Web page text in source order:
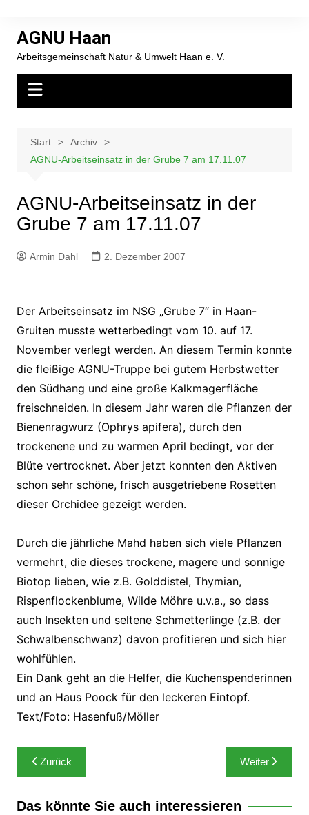
springen
AGNU Haan
Arbeitsgemeinschaft Natur & Umwelt Haan e. V.
Start
Archiv
AGNU-Arbeitseinsatz in der Grube 7 am 17.11.07
AGNU-Arbeitseinsatz in der
Grube 7 am 17.11.07
Armin Dahl 2. Dezember 2007
Der Arbeitseinsatz im NSG „Grube 7“ in Haan-
Gruiten musste wetterbedingt vom 10. auf 17.
November verlegt werden. An diesem Termin konnte
die fleißige AGNU-Truppe bei gutem Herbstwetter
den Südhang und eine große Kalkmagerfläche
freischneiden. In diesem Jahr waren die Pflanzen der
Bienenragwurz (Ophrys apifera), durch den
trockenene und zu warmen April bedingt, vor der
Blüte vertrocknet. Aber jetzt konnten den Aktiven
schon sehr schöne, frisch ausgetriebene Rosetten
dieser Orchidee gezeigt werden.
Durch die jährliche Mahd haben sich viele Pflanzen
vermehrt, die dieses trockene, magere und sonnige
Biotop lieben, wie z.B. Golddistel, Thymian,
Rispenflockenblume, Wilde Möhre u.v.a., so dass
auch Insekten und seltene Schmetterlinge (z.B. der
Schwalbenschwanz) davon profitieren und sich hier
wohlfühlen.
Ein Dank geht an die Helfer, die Kuchenspenderinnen
und an Haus Poock für den leckeren Eintopf.
Text/Foto: Hasenfuß/Möller
Beitragsnavigation
Zurück Weiter
Das könnte Sie auch interessieren